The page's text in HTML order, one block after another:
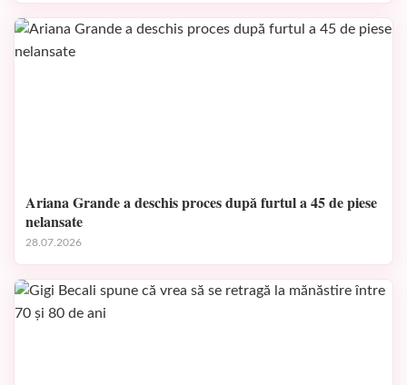
Ariana Grande a deschis proces după furtul a 45 de piese
nelansate
28.07.2026